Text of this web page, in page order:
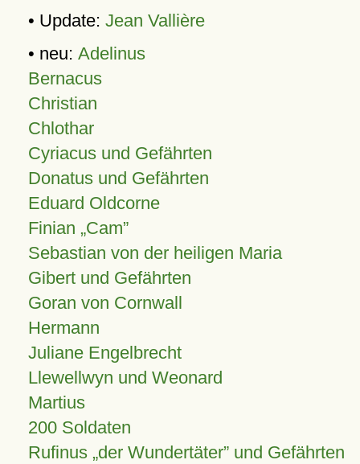
• Update: Jean Vallière
• neu: Adelinus
Bernacus
Christian
Chlothar
Cyriacus und Gefährten
Donatus und Gefährten
Eduard Oldcorne
Finian Cam
Sebastian von der heiligen Maria
Gibert und Gefährten
Goran von Cornwall
Hermann
Juliane Engelbrecht
Llewellwyn und Weonard
Martius
200 Soldaten
Rufinus „der Wundertäter” und Gefährten